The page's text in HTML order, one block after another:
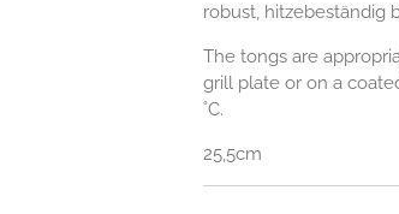
robust, hitzebeständig
The tongs are
grill plate or on a
˚C.
25,5cm